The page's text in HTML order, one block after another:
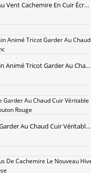
Gant Femme Hiver Conduire Étanche Au Vent Cachemire En Cuir Écran Tactile Étudiant Noir
Gant Femme De Laine Amoureux Dessin Animé Tricot Garder Au Chaud Hiver Blanc
Gant Femme Hiver Plus De Cachemire Garder Au Chaud Cuir Véritable Élégant Peau De Mouton Rouge